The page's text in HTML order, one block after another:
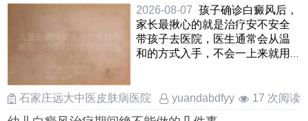
治安全，孩子患上白癜风如何安全治疗
2026-08-07 孩子确诊白癜风后，
家长最揪心的就是治疗安不安全
带孩子去医院，医生通常会从温
和的方式入手，不会一上来就用
石家庄远大中医皮肤病医院
yuandabdfyy 17 次阅读